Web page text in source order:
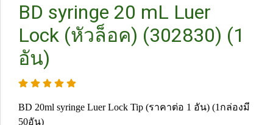
BD syringe 20 mL Luer
Lock (หัวล็อค) (302830) (1
อัน)
BD 20ml syringe Luer Lock Tip (ราคาต่อ 1 อัน) (1กล่องมี
50อัน)